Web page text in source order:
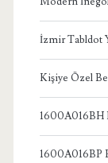
İzmir Tabldot
Kişiye Özel
1600A016BH
1600A016BP